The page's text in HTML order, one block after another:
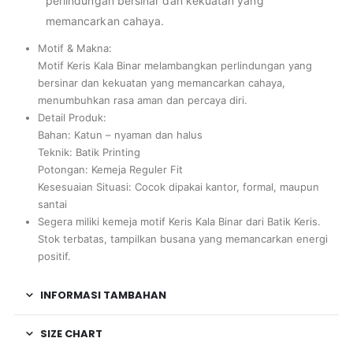
memancarkan cahaya.
Motif & Makna:
Motif Keris Kala Binar melambangkan perlindungan yang
bersinar dan kekuatan yang memancarkan cahaya,
menumbuhkan rasa aman dan percaya diri.
Detail Produk:
Bahan: Katun – nyaman dan halus
Teknik: Batik Printing
Potongan: Kemeja Reguler Fit
Kesesuaian Situasi: Cocok dipakai kantor, formal, maupun
santai
Segera miliki kemeja motif Keris Kala Binar dari Batik Keris.
Stok terbatas, tampilkan busana yang memancarkan energi
positif.
INFORMASI TAMBAHAN
SIZE CHART